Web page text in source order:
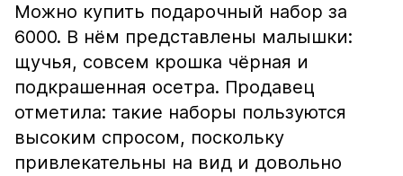
Можно купить подарочный набор за
6000. В нём представлены малышки:
щучья, совсем крошка чёрная и
подкрашенная осетра. Продавец
отметила: такие наборы пользуются
высоким спросом, поскольку
привлекательны на вид и довольно